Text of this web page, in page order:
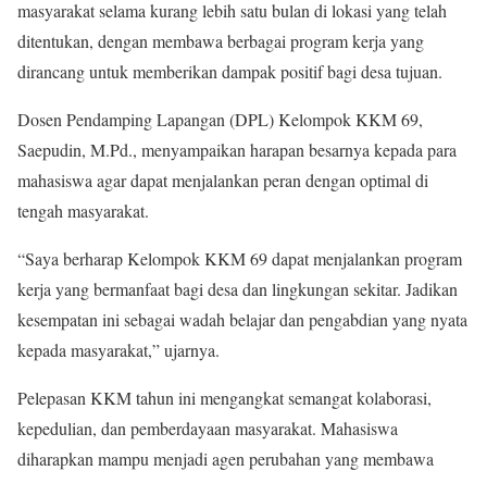
masyarakat selama kurang lebih satu bulan di lokasi yang telah
ditentukan, dengan membawa berbagai program kerja yang
dirancang untuk memberikan dampak positif bagi desa tujuan.
Dosen Pendamping Lapangan (DPL) Kelompok KKM 69,
Saepudin, M.Pd., menyampaikan harapan besarnya kepada para
mahasiswa agar dapat menjalankan peran dengan optimal di
tengah masyarakat.
“Saya berharap Kelompok KKM 69 dapat menjalankan program
kerja yang bermanfaat bagi desa dan lingkungan sekitar. Jadikan
kesempatan ini sebagai wadah belajar dan pengabdian yang nyata
kepada masyarakat,” ujarnya.
Pelepasan KKM tahun ini mengangkat semangat kolaborasi,
kepedulian, dan pemberdayaan masyarakat. Mahasiswa
diharapkan mampu menjadi agen perubahan yang membawa